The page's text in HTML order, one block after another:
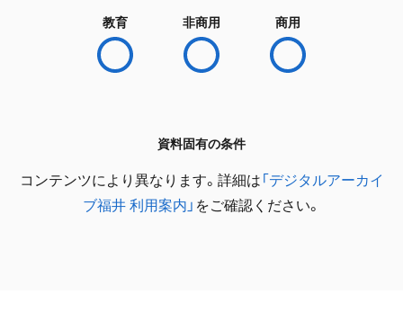
教育 非商用 商用
資料固有の条件
コンテンツにより異なります。詳細は 「デジタルアーカイ
ブ福井 利用案内」 をご確認ください。